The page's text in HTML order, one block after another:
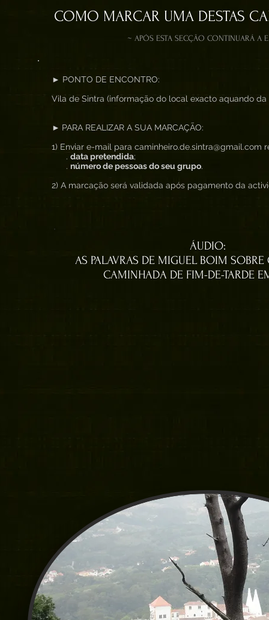
COMO MARCAR UMA DESTAS
~ APÓS ESTA SECÇÃO CONTINUARÁ A
► PONTO DE ENCONTRO:
Vila de Sintra (informação do local exacto aquando
► PARA REALIZAR A SUA MARCAÇÃO:
1) Enviar e-mail para caminheiro.de.sintra@gmail.com
. data pretendida;
. número de pessoas do seu grupo.
2) A marcação será validada após pagamento da
ÁUDIO:
AS PALAVRAS DE MIGUEL BOIM SOBRE
CAMINHADA DE FIM-DE-TARDE